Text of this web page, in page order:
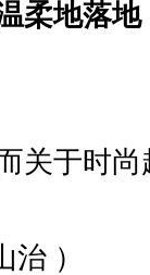
柔地落
关于时
治 ）